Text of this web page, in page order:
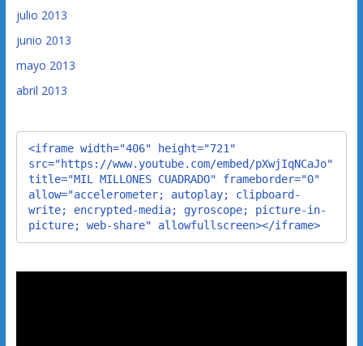
julio 2013
junio 2013
mayo 2013
abril 2013
<iframe width="406" height="721"
src="https://www.youtube.com/embed/pXwjIqNCaJo"
title="MIL MILLONES CUADRADO" frameborder="0"
allow="accelerometer; autoplay; clipboard-
write; encrypted-media; gyroscope; picture-in-
picture; web-share" allowfullscreen></iframe>